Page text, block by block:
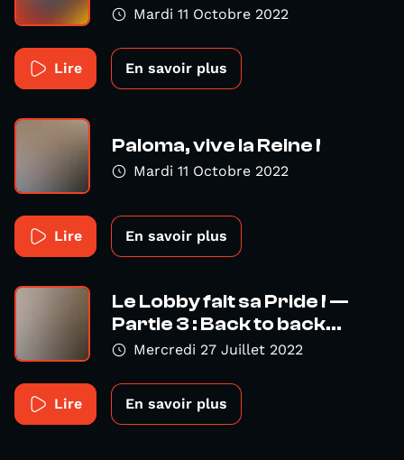
Mardi 11 Octobre 2022
Lire En savoir plus
Paloma, vive la Reine !
Mardi 11 Octobre 2022
Lire En savoir plus
Le Lobby fait sa Pride ! —
Partie 3 : Back to back...
Mercredi 27 Juillet 2022
Lire En savoir plus